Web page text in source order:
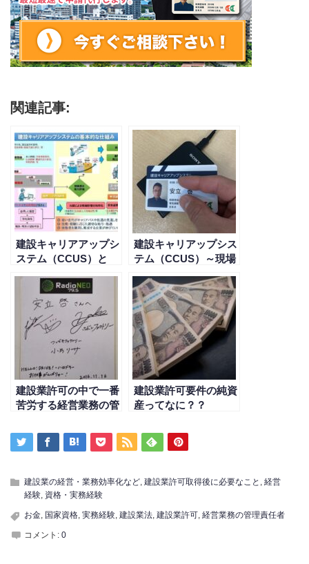
関連記事:
建設キャリアアップシ
ステム（CCUS）と
建設キャリアップシス
テム（CCUS）～現場
建設業許可の中で一番
苦労する経営業務の管
建設業許可要件の純資
産ってなに？？
建設業の経営・業務効率化など, 建設業許可取得後に必要なこと , 経営
経験, 資格・実務経験
お金, 国家資格, 実務経験, 建設業法, 建設業許可, 経営業務の管理責任者
コメント: 0